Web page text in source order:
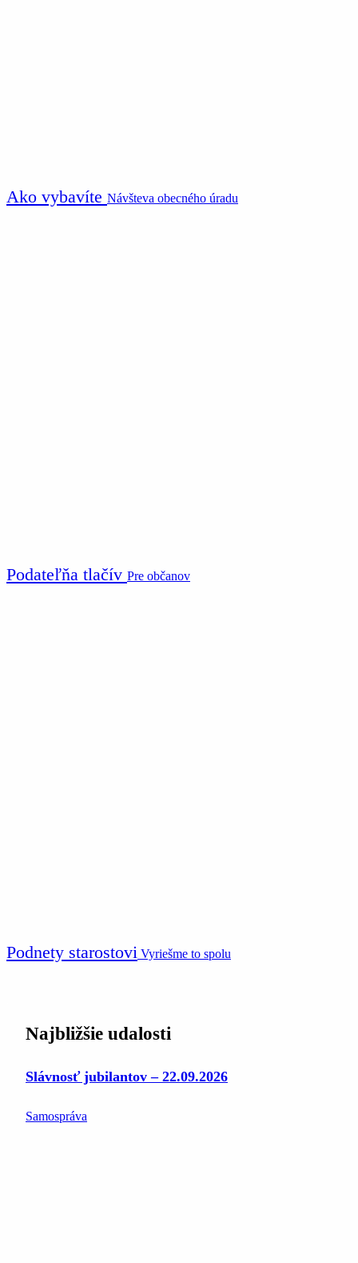
Ako vybavíte Návšteva obecného úradu
Podateľňa tlačív Pre občanov
Podnety starostovi Vyriešme to spolu
Najbližšie udalosti
Slávnosť jubilantov – 22.09.2026
Samospráva